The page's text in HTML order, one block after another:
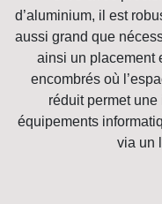
d’aluminium, il est
aussi grand que
ainsi un placement
encombrés où
réduit permet
équipements
via un